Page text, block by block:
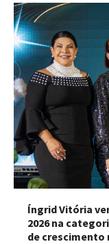
Íngrid Vitória
2026 na
de crescimento